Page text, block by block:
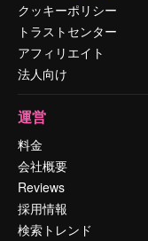
クッキーポリシー
トラストセンター
アフィリエイト
法人向け
運営
料金
会社概要
Reviews
採用情報
検索トレンド